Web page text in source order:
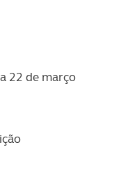
22 de março